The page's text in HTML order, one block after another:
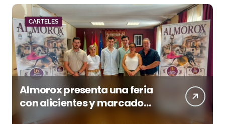
CARTELES
Almorox presenta una feria
con alicientes y marcado
acento torista